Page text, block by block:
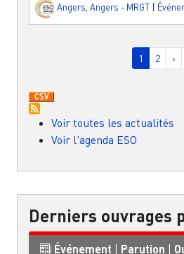
Angers Angers - MRGT
Page
1 Page
2 ›
Voir toutes les actualités
Voir l'agenda ESO
Derniers ouvrages
Événement | Parution |